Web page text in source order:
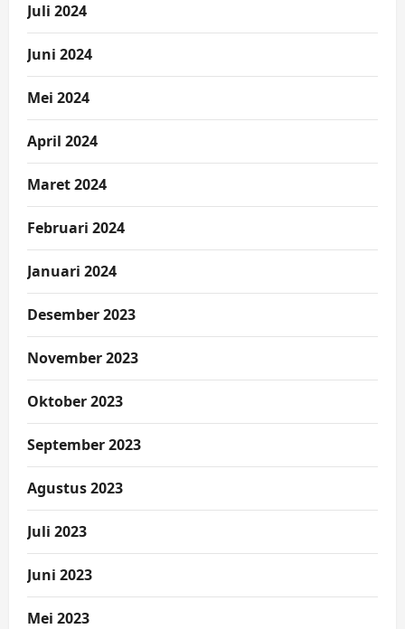
Juli 2024
Juni 2024
Mei 2024
April 2024
Maret 2024
Februari 2024
Januari 2024
Desember 2023
November 2023
Oktober 2023
September 2023
Agustus 2023
Juli 2023
Juni 2023
Mei 2023